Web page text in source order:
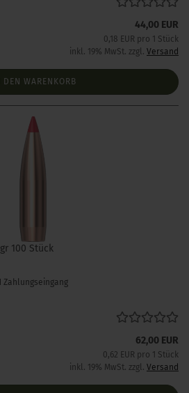
44,00 EUR
0,18 EUR pro 1 Stück
inkl. 19% MwSt. zzgl. Versand
DEN WARENKORB
100 Stück
Zahlungseingang
62,00 EUR
0,62 EUR pro 1 Stück
inkl. 19% MwSt. zzgl. Versand